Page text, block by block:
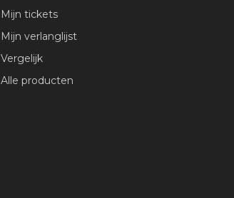
Mijn tickets
Mijn verlanglijst
Vergelijk
Alle producten